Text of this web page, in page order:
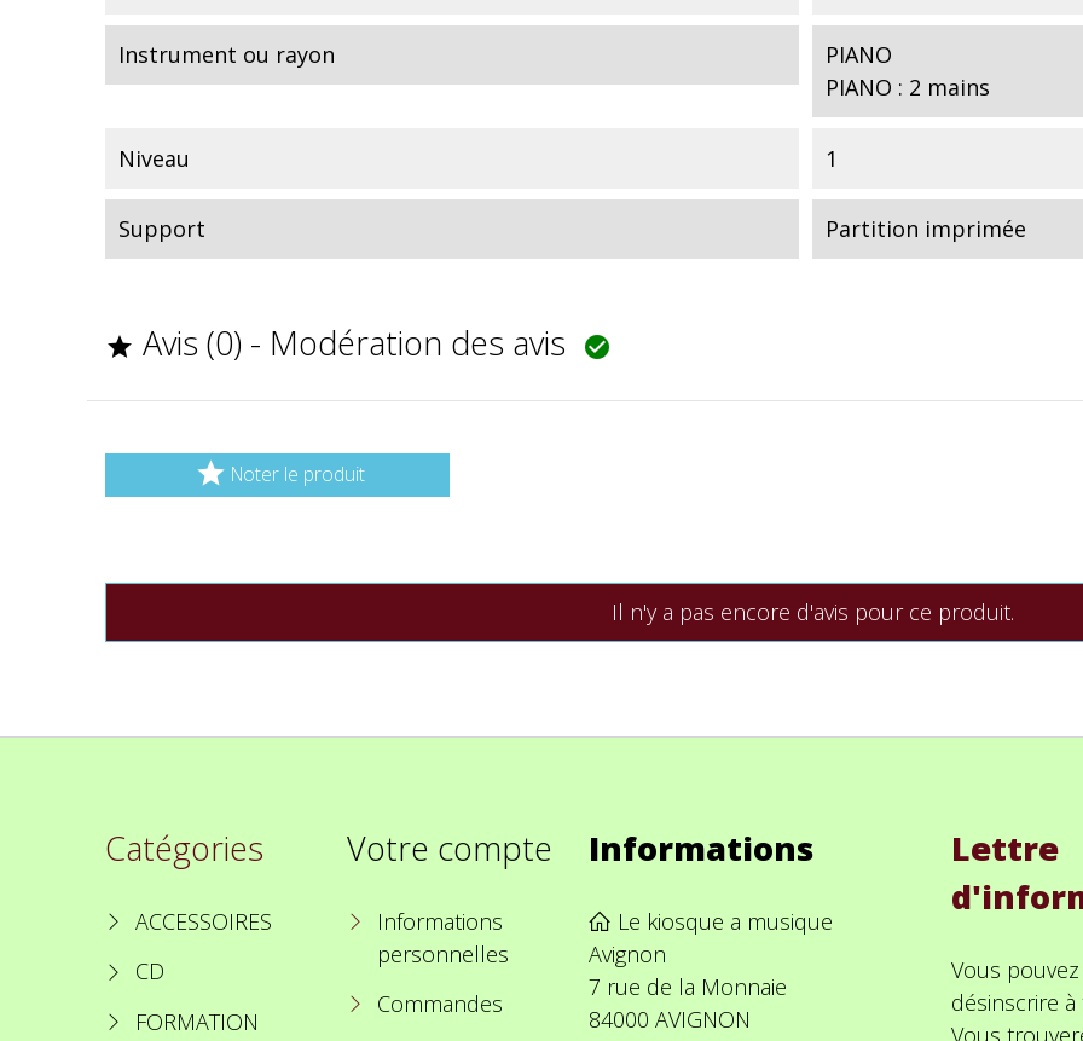
Instrument ou rayon
PIANO
PIANO : 2 mains
Niveau 1
Support Partition imprimée
 Avis (0) - Modération des avis 
 Noter le produit
Il n'y a pas encore d'avis pour ce produit.
Catégories
ACCESSOIRES
CD
FORMATION
Votre compte
Informations
personnelles
Commandes
Informations
Le kiosque a musique
Avignon
7 rue de la Monnaie
84000 AVIGNON
Lettre
Vous
désinscrire
Vous